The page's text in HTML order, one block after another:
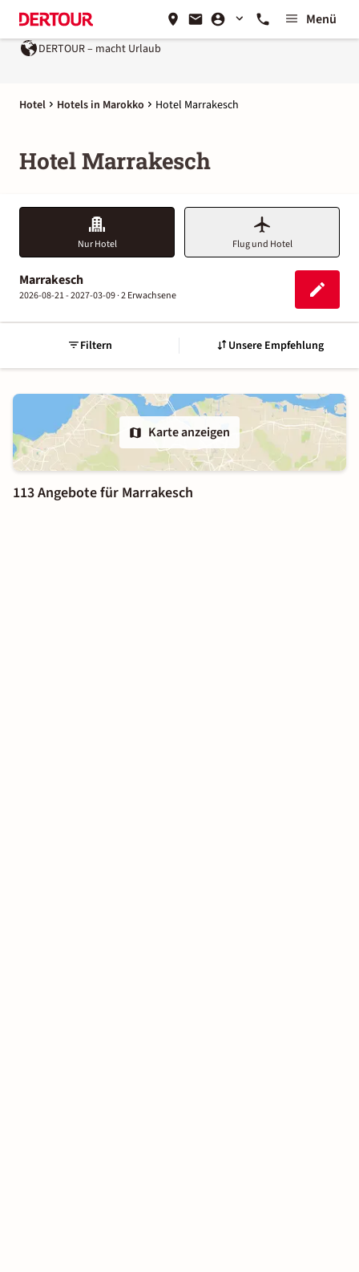
Menü
DERTOUR – macht Urlaub
Hotel Hotels in Marokko Hotel Marrakesch
Hotel Marrakesch
Nur Hotel Flug und Hotel
Marrakesch
2026-08-21 - 2027-03-09 ·2 Erwachsene
Filtern Unsere Empfehlung
Karte anzeigen
113 Angebote für Marrakesch